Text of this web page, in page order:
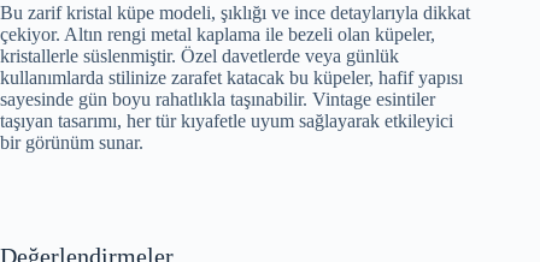
Bu zarif kristal küpe modeli, şıklığı ve ince detaylarıyla dikkat
çekiyor. Altın rengi metal kaplama ile bezeli olan küpeler,
kristallerle süslenmiştir. Özel davetlerde veya günlük
kullanımlarda stilinize zarafet katacak bu küpeler, hafif yapısı
sayesinde gün boyu rahatlıkla taşınabilir. Vintage esintiler
taşıyan tasarımı, her tür kıyafetle uyum sağlayarak etkileyici
bir görünüm sunar.
Değerlendirmeler